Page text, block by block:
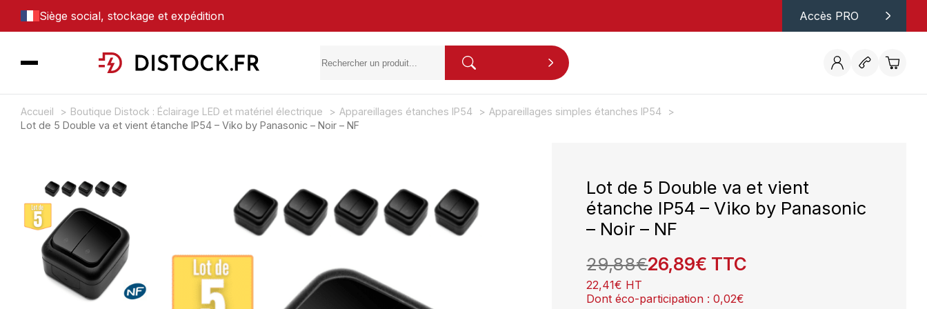
Siège social, stockage et expédition Accès PRO
Accueil Boutique Distock : Éclairage LED et matériel électrique Appareillages étanches IP54
Appareillages simples étanches IP54
Lot de 5 Double va et vient étanche IP54 – Viko by Panasonic – Noir – NF
Lot de 5 Double va et vient
étanche IP54 – Viko by Panasonic
– Noir – NF
29,88€26,89€ TTC
22,41€ HT
Dont éco-participation :0,02€